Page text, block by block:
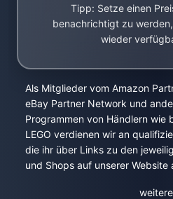
Tipp: Setze einen
benachrichtigt zu
wieder
Als Mitglieder vom Amazon
eBay Partner Network und
Programmen von Händlern wie
LEGO verdienen wir an
die ihr über Links zu den
und Shops auf unserer Website